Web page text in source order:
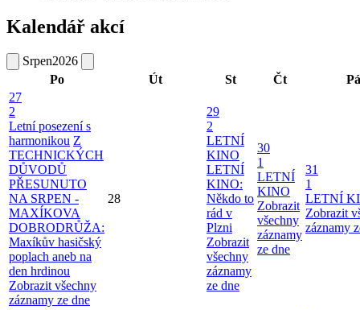
Kalendář akcí
Srpen2026
Po
Út St Čt
Pá
27
2
Letní posezení s
harmonikou Z
TECHNICKÝCH
DŮVODŮ
PŘESUNUTO
NA SRPEN -
MAXÍKOVA
DOBRODRŮŽA:
Maxíkův hasičský
poplach aneb na
den hrdinou
Zobrazit všechny
záznamy ze dne
28
29
2
LETNÍ
KINO
LETNÍ
KINO:
Někdo to
rád v
Plzni
Zobrazit
všechny
záznamy
ze dne
30
1
LETNÍ
KINO
Zobrazit
všechny
záznamy
ze dne
31
1
LETNÍ
Zobrazit
záznamy